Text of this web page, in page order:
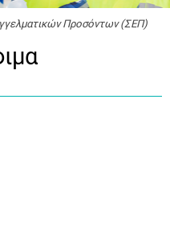
Προσόντων (ΣΕΠ)